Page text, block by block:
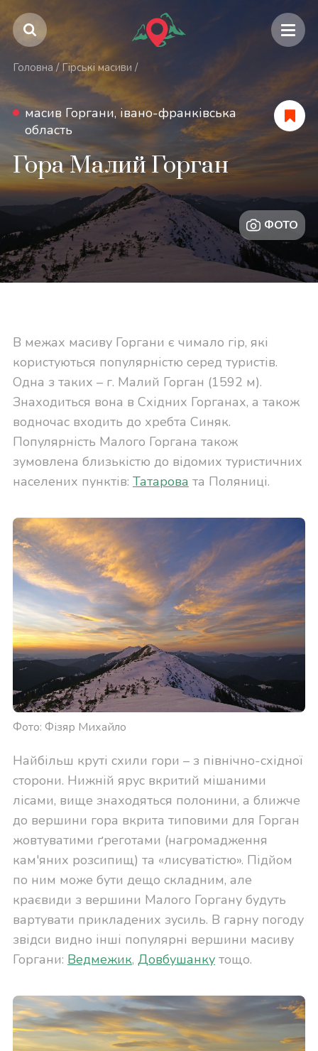
Головна / Гірські масиви /
масив Горгани, івано-франківська
область
Гора Малий Горган
ФОТО
В межах масиву Горгани є чимало гір, які
користуються популярністю серед туристів.
Одна з таких – г. Малий Горган (1592 м).
Знаходиться вона в Східних Горганах, а також
водночас входить до хребта Синяк.
Популярність Малого Горгана також
зумовлена близькістю до відомих туристичних
населених пунктів: Татарова та Поляниці.
Фото: Фізяр Михайло
Найбільш круті схили гори – з північно-східної
сторони. Нижній ярус вкритий мішаними
лісами, вище знаходяться полонини, а ближче
до вершини гора вкрита типовими для Горган
жовтуватими ґреготами (нагромадження
кам'яних розсипищ) та «лисуватістю». Підйом
по ним може бути дещо складним, але
краєвиди з вершини Малого Горгану будуть
вартувати прикладених зусиль. В гарну погоду
звідси видно інші популярні вершини масиву
Горгани: Ведмежик, Довбушанкутощо.